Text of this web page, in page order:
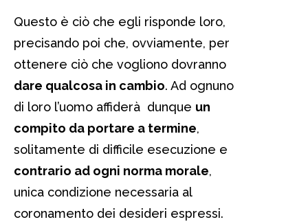
Questo è ciò che egli risponde loro,
precisando poi che, ovviamente, per
ottenere ciò che vogliono dovranno
dare qualcosa in cambio. Ad ognuno
di loro l’uomo affiderà dunque un
compito da portare a termine,
solitamente di difficile esecuzione e
contrario ad ogni norma morale,
unica condizione necessaria al
coronamento dei desideri espressi.